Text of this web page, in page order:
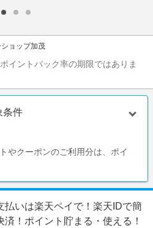
ョップ加茂
イントバック率の期限ではありま
条件
やクーポンのご利用分は、ポイ
払いは楽天ペイで！楽天IDで簡
済！ポイント貯まる・使える！